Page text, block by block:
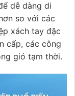
dễ dàng di
so với các
xách tay đặc
cấp, các công
gió tạm thời.